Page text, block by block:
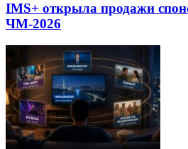
IMS+ открыла продажи
ЧМ-2026